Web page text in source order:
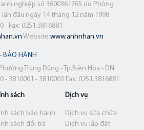
nghiệp số 3600361765 do Phòng
đầu ngày 14 tháng 12 năm 1998
Fax: 0251.3816881
Website:www.anhnhan.vn
BẢO HÀNH
Trung Dũng - Tp.Biên Hòa - ĐN
3810001 - 3810003 Fax: 0251.3816881
sách
sách bảo hành
sách đổi trả
Dịch vụ
Dịch vụ sửa chữa
Dịch vụ lắp đặt